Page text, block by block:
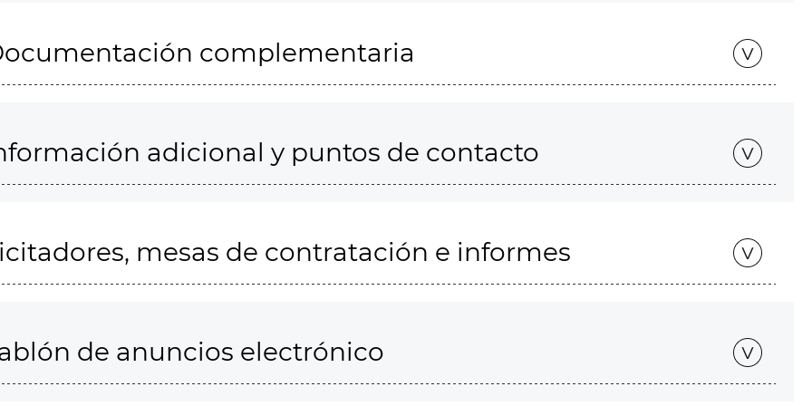
complementaria
adicional y puntos de contacto
mesas de contratación e informes
de anuncios electrónico